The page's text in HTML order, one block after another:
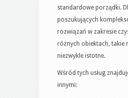
standardowe porządki.
poszukujących
rozwiązań w zakresie
różnych obiektach, takie
niezwykle istotne.
Wśród tych usług
innymi: